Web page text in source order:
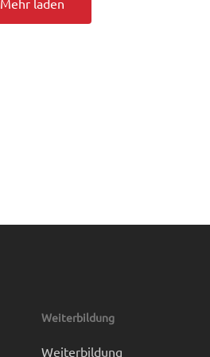
Mehr laden
Weiterbildung
Weiterbildung